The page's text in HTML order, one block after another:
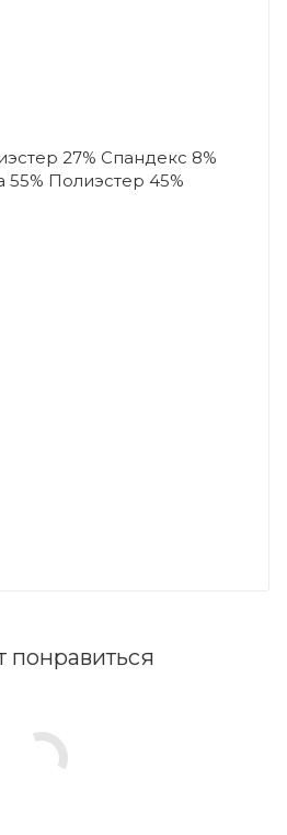
27% Спандекс 8%
Полиэстер 45%
понравиться